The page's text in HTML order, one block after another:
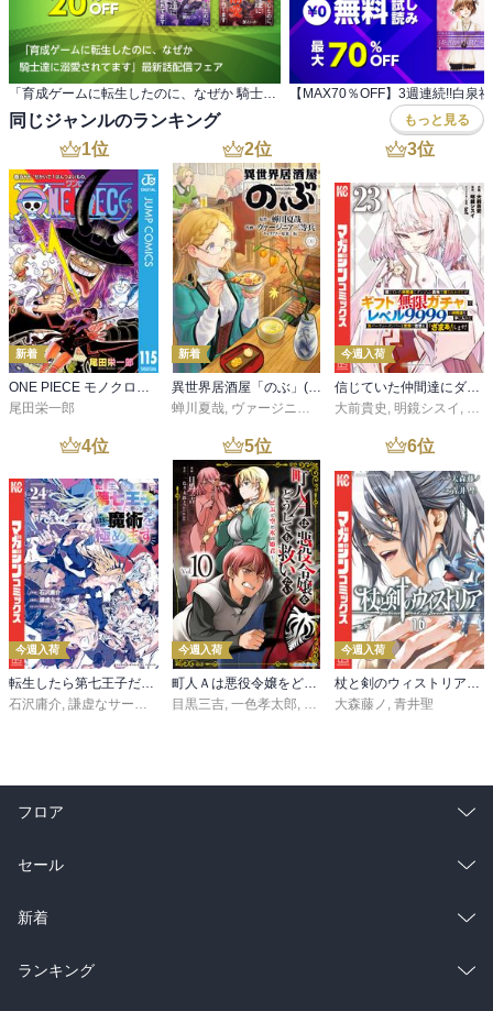
「育成ゲームに転生したのに、なぜか 騎士達に溺愛されてます」最新話配信フェア
同じジャンルのランキング もっと見る
1位
新着
尾田栄一郎
2位
新着
蝉川夏哉 ヴァージニア二等兵 ,転
3位
今週入荷
大前貴史 明鏡シスイ
4位
今週入荷
転生したら第七王子だったので、気ままに魔術を極めます（２４）
石沢庸介, 謙虚なサークル メル。
5位
今週入荷
町人Ａは悪役令嬢をどうしても救いたい ～どぶと空と氷の姫君～１０【電子書店共通特典イラスト付】
目黒三吉, 一色孝太郎, Parum
6位
今週入荷
杖と剣のウィストリア（１６）
大森藤ノ , 青井聖
フロア
総合
ラノベ
雑誌・グラビア
セール
総合
ラノベ
新着
総合
ランキング